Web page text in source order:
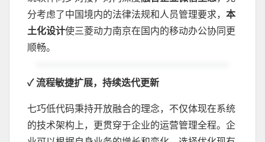
分考虑了中国境内的法律法规和人员管理要求， 本
土化设计使三菱动力南京在国内的移动办公协同更
顺畅。
✓ 流程敏捷扩展，持续迭代更新
七巧低代码秉持开放融合的理念，不仅体现在系统
的技术架构上，更贯穿于企业的运营管理全程。企